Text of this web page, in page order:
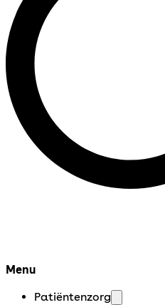
Menu
Patiëntenzorg